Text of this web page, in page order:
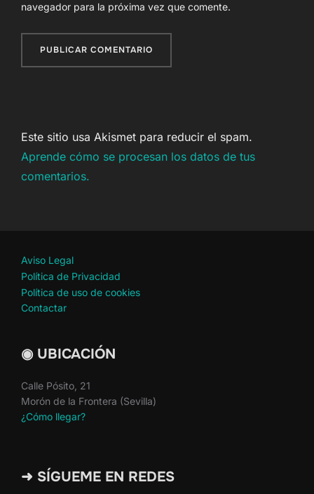
navegador para la próxima vez que comente.
Este sitio usa Akismet para reducir el spam.
Aprende cómo se procesan los datos de tus
comentarios.
Aviso Legal
Política de Privacidad
Política de uso de cookies
Contactar
◉ UBICACIÓN
Calle Pósito, 21
Morón de la Frontera (Sevilla)
¿Cómo llegar?
➜ SÍGUEME EN REDES